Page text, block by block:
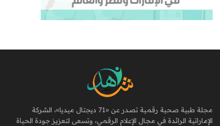
مجلة طبية صحية رقمية تصدر عن «71 ديجتال ميديا»، الشركة
الإماراتية الرائدة في مجال الإعلام الرقمي، وتسعى لتعزيز جودة الحياة